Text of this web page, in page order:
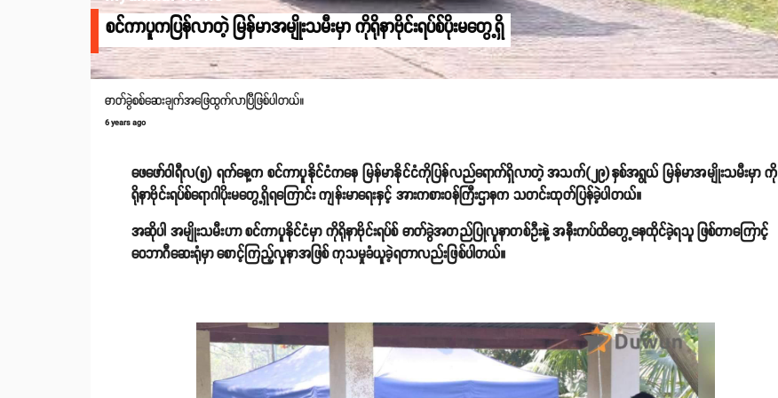
စင်ကာပူကပြန်လာတဲ့ မြန်မာအမျိုးသမီးမှာ ကိုရိုနာဗိုင်းရပ်စ်ပိုးမတွေ့ရှိ
ဓာတ်ခွဲစစ်ဆေးချက်အဖြေထွက်လာပြီဖြစ်ပါတယ်။
6 years ago
ဖေဖော်ဝါရီလ(၅) ရက်နေ့က စင်ကာပူနိုင်ငံကနေ မြန်မာနိုင်ငံကိုပြန်လည်ရောက်ရှိလာတဲ့ အသက်(၂၉)နှစ်အရွယ် မြန်မာအမျိုးသမီးမှာ ကို
ရိုနာဗိုင်းရပ်စ်ရောဂါပိုးမတွေ့ရှိရကြောင်း ကျန်းမာရေးနှင့် အားကစားဝန်ကြီးဌာနက သတင်းထုတ်ပြန်ခဲ့ပါတယ်။
အဆိုပါ အမျိုးသမီးဟာ စင်ကာပူနိုင်ငံမှာ ကိုရိုနာဗိုင်းရပ်စ် ဓာတ်ခွဲအတည်ပြုလူနာတစ်ဦးနဲ့ အနီးကပ်ထိတွေ့နေထိုင်ခဲ့ရသူ ဖြစ်တာကြောင့်
ဝေဘာဂီဆေးရုံမှာ စောင့်ကြည့်လူနာအဖြစ် ကုသမှုခံယူခဲ့ရတာလည်းဖြစ်ပါတယ်။